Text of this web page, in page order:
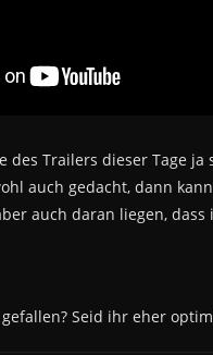
des Trailers dieser Tage
auch gedacht, dann
auch daran liegen,
Seid ihr eher